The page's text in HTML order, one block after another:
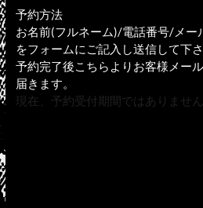
予約方法
お名前(フルネーム)/電話番号/メー
をフォームにご記入し送信して下さ
予約完了後こちらよりお客様メー
届きます。
現在、予約受付期間ではありません